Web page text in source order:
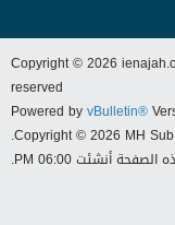
Copyright © 2026
reserved
Powered byvBulletin®
Copyright © 2026 MH